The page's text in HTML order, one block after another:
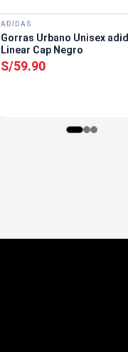
ADIDAS
Gorras Urbano Unisex
Linear Cap Negro
S/59.90